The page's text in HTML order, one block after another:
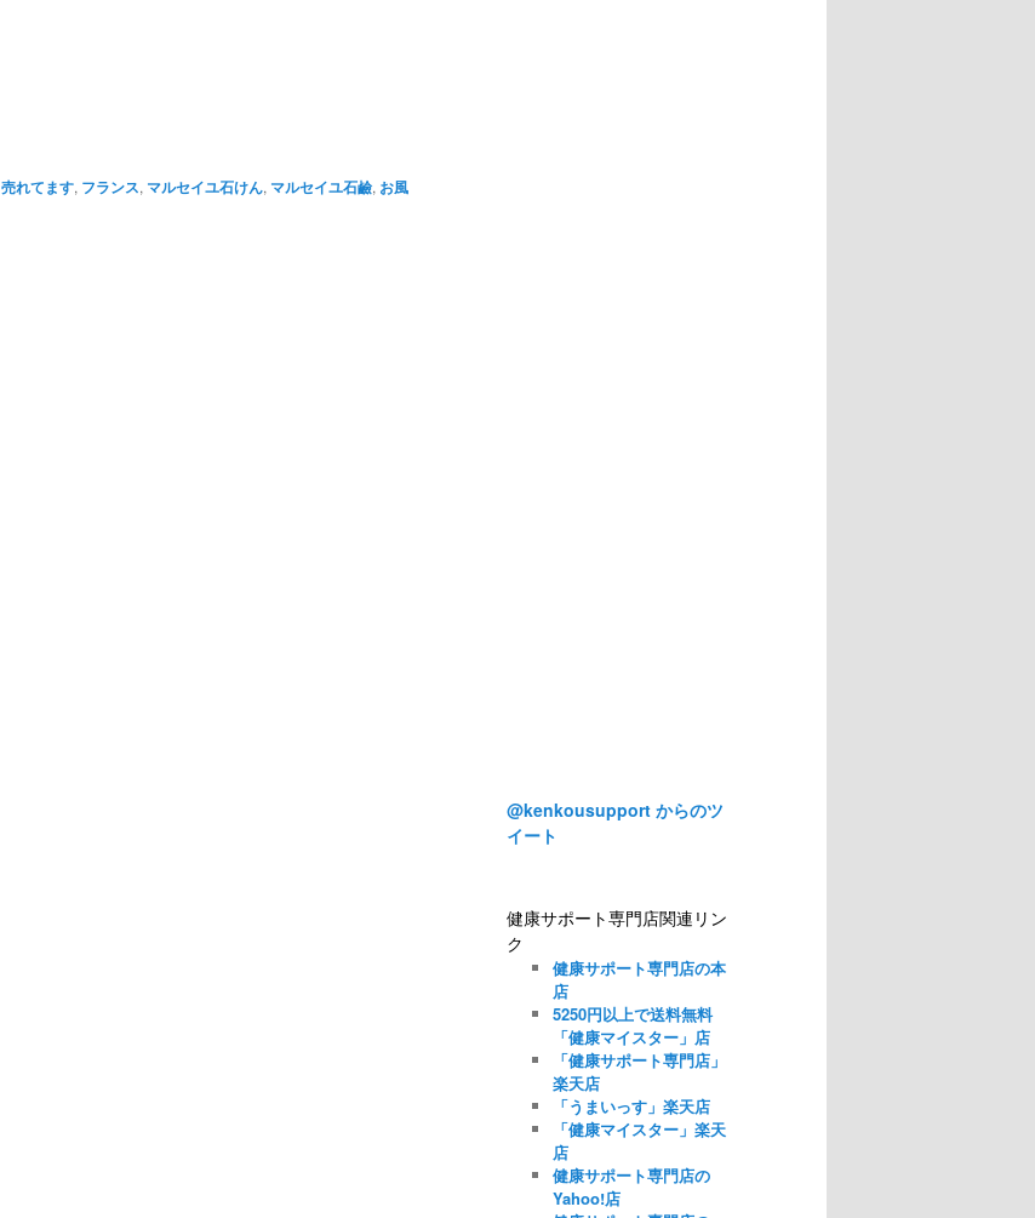
売れてます, フランス, マルセイユ石けん, マルセイユ石鹼, お風
@kenkousupport からのツ
イート
健康サポート専門店関連リン
ク
健康サポート専門店の本
店
5250円以上で送料無料
「健康マイスター」店
「健康サポート専門店」
楽天店
「うまいっす」楽天店
「健康マイスター」楽天
店
健康サポート専門店の
Yahoo!店